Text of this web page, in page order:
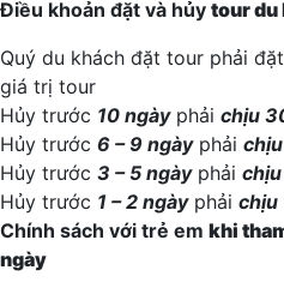
Điều khoản đặt và hủy tour du
Quý du khách đặt tour phải
giá trị tour
Hủy trước 10 ngàyphải chịu
Hủy trước 6 – 9 ngàyphải
Hủy trước 3 – 5 ngàyphải chịu
Hủy trước 1 – 2 ngàyphải chịu
Chính sách với trẻ em khi
ngày